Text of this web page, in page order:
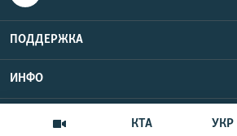
КТА УКР
ПОДДЕРЖКА
ИНФО
Copyright Крым.Реалии, 2026
UTC+3